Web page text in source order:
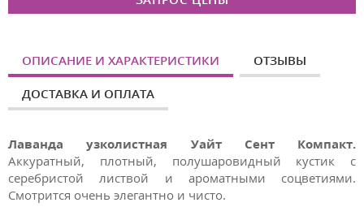
ОПИСАНИЕ И ХАРАКТЕРИСТИКИ ОТЗЫВЫ
ДОСТАВКА И ОПЛАТА
Лаванда узколистная Уайт Сент Компакт.
Аккуратный, плотный, полушаровидный кустик с
серебристой листвой и ароматными соцветиями.
Смотрится очень элегантно и чисто.